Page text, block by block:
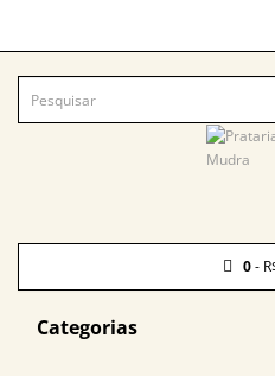
0-
Categorias